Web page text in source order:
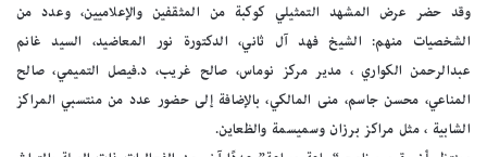
وقد حضر عرض المشهد التمثيلي كوكبة من المثقفين والإعلاميين، وعدد من
الشخصيات منهم: الشيخ فهد آل ثاني، الدكتورة نور المعاضيد، السيد غانم
عبدالرحمن الكواري ، مدير مركز نوماس، صالح غريب، د.فيصل التميمي، صالح
المناعي، محسن جاسم، منى المالكي، بالإضافة إلى حضور عدد من منتسبي المراكز
الشابية ، مثل مراكز برزان وسميسمة والظعاين.